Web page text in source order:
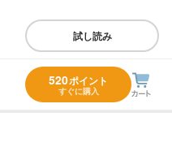
試し読み
520ポイント
すぐに購入